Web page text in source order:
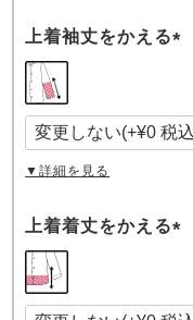
上着袖丈をかえる
須
)
▼詳細を見る
上着着丈をかえる
須